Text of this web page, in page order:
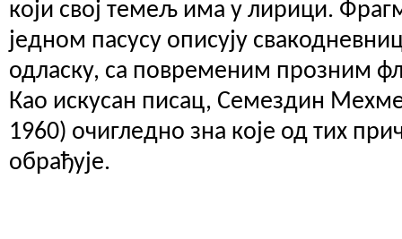
који свој темељ има у лирици.
једном пасусу описују
одласку, са повременим прозним
Као искусан писац, Семездин
1960) очигледно зна које од тих
обрађује.